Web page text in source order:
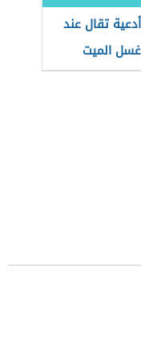
أدعية تقال عند
غسل الميت